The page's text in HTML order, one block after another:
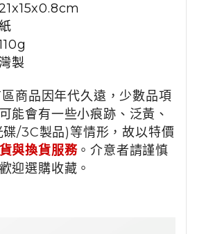
製
商品因年代久遠，少數品項
能會有一些小痕跡、泛黃、
/3C製品)等情形，故以特價
與換貨服務。介意者請謹慎
迎選購收藏。